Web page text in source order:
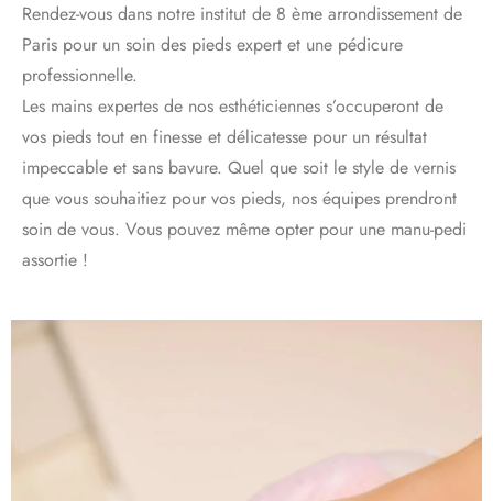
Rendez-vous dans notre institut de 8 ème arrondissement de
Paris pour un soin des pieds expert et une pédicure
professionnelle.
Les mains expertes de nos esthéticiennes s’occuperont de
vos pieds tout en finesse et délicatesse pour un résultat
impeccable et sans bavure. Quel que soit le style de vernis
que vous souhaitiez pour vos pieds, nos équipes prendront
soin de vous. Vous pouvez même opter pour une manu-pedi
assortie !